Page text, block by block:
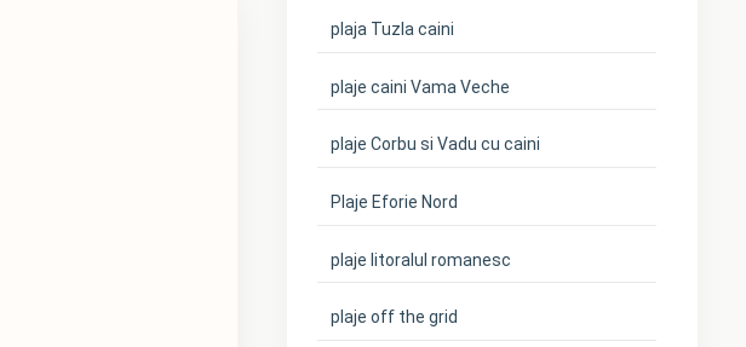
plaja Tuzla caini
plaje caini Vama Veche
plaje Corbu si Vadu cu caini
Plaje Eforie Nord
plaje litoralul romanesc
plaje off the grid